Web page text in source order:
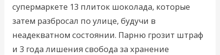
супермаркете 13 плиток шоколада, которые
затем разбросал по улице, будучи в
неадекватном состоянии. Парню грозит штраф
и 3 года лишения свобода за хранение